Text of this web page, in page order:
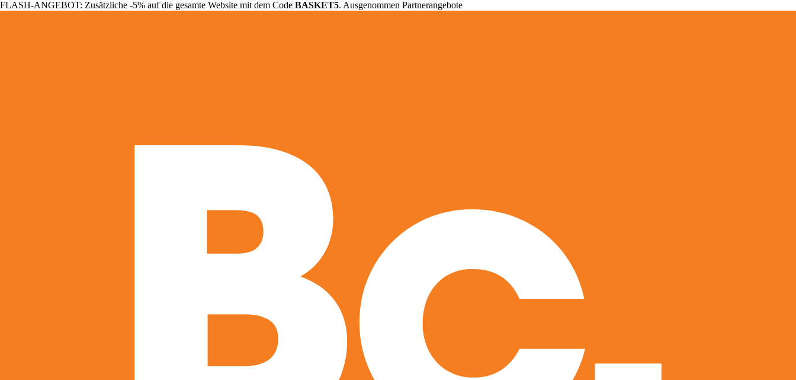
FLASH-ANGEBOT: Zusätzliche -5% auf die gesamte Website mit dem Code BASKET5. Ausgenommen Partnerangebote